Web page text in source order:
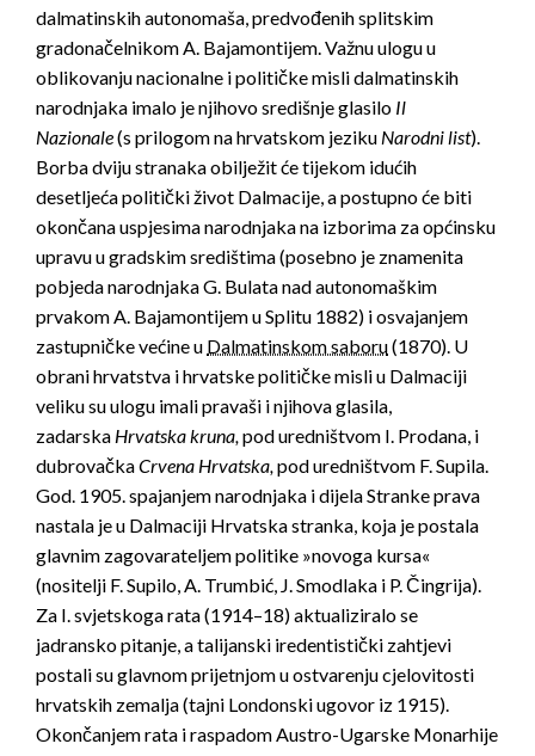
dalmatinskih autonomaša, predvođenih splitskim
gradonačelnikom A. Bajamontijem. Važnu ulogu u
oblikovanju nacionalne i političke misli dalmatinskih
narodnjaka imalo je njihovo središnje glasilo Il
Nazionale(s prilogom na hrvatskom jeziku Narodni list).
Borba dviju stranaka obilježit će tijekom idućih
desetljeća politički život Dalmacije, a postupno će biti
okončana uspjesima narodnjaka na izborima za općinsku
upravu u gradskim središtima (posebno je znamenita
pobjeda narodnjaka G. Bulata nad autonomaškim
prvakom A. Bajamontijem u Splitu 1882) i osvajanjem
zastupničke većine u Dalmatinskom saboru(1870). U
obrani hrvatstva i hrvatske političke misli u Dalmaciji
veliku su ulogu imali pravaši i njihova glasila,
zadarska Hrvatska kruna, pod uredništvom I. Prodana, i
dubrovačkaCrvena Hrvatska, pod uredništvom F. Supila.
God. 1905. spajanjem narodnjaka i dijela Stranke prava
nastala je u Dalmaciji Hrvatska stranka, koja je postala
glavnim zagovarateljem politike »novoga kursa«
(nositelji F. Supilo, A. Trumbić, J. Smodlaka i P. Čingrija).
Za I. svjetskoga rata (1914–18) aktualiziralo se
jadransko pitanje, a talijanski iredentistički zahtjevi
postali su glavnom prijetnjom u ostvarenju cjelovitosti
hrvatskih zemalja (tajni Londonski ugovor iz 1915).
Okončanjem rata i raspadom Austro-Ugarske Monarhije